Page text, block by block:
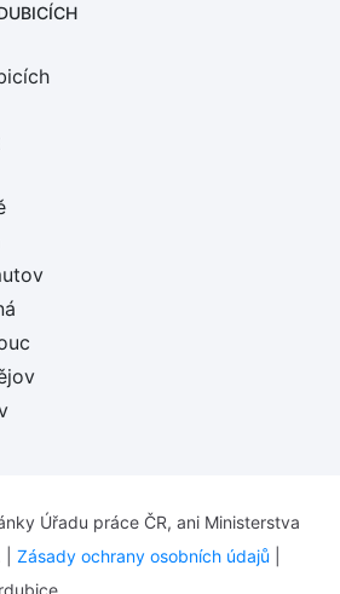
Úřadu práce ČR, ani Ministerstva
Zásady ochrany osobních údajů